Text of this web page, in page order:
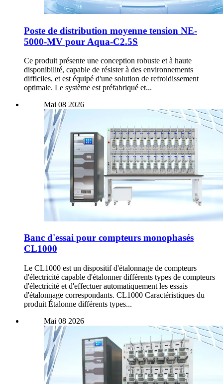
Poste de distribution moyenne tension NE-
5000-MV pour Aqua-C2.5S
Ce produit présente une conception robuste et à haute
disponibilité, capable de résister à des environnements
difficiles, et est équipé d'une solution de refroidissement
optimale. Le système est préfabriqué et...
Mai 08 2026
Banc d'essai pour compteurs monophasés
CL1000
Le CL1000 est un dispositif d'étalonnage de compteurs
d'électricité capable d'étalonner différents types de compteurs
d'électricité et d'effectuer automatiquement les essais
d'étalonnage correspondants. CL1000 Caractéristiques du
produit Étalonne différents types...
Mai 08 2026